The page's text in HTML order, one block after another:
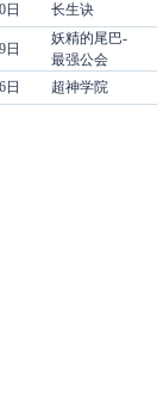
日 长生诀
日
妖精的尾巴-
最强公会
日 超神学院